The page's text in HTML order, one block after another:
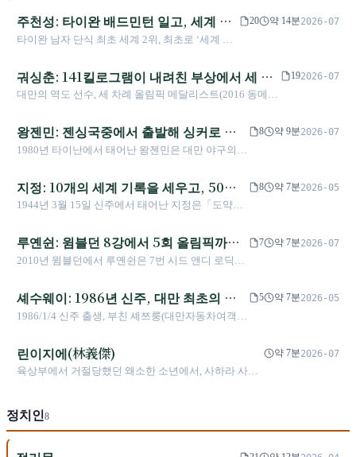
턴 사상 첫 올림픽 금메달을 기록했다
주천성: 타이완 배드민턴 일고, 세계 2
위의 높이를 펼치다
타이완 남자 단식 최초 세계 2위, 최초로 ‘세계 왕’
10패의 저조기, 맹장염 천공 후 기독교인으로 세
례받은 일화, 2023년 34세에 초기 대장암을 진단
받고 수술 후 며칠 만에 해외 경기 복귀해 거의 1
서 8강에 진출했다. 주천성은 타고난 재능에 의존
하지 않고 ‘연마’라는 라인-드리블 전술로 타이완
20 약 14분2026-07
궈싱춘: 141킬로그램이 내려친 부상에서 세 차
례 올림픽 시상대에 오른 역도 여정
대만의 역도 선수, 세 차례 올림픽 메달리스트(2016 동메달,
자, 아메이족 마란부락 후예
192026-07
왕젠민: 젠싱국중에서 출발해 싱커로 양
키스의 두 시즌을 이기게 하다
1980년 타이난에서 태어난 왕젠민은 대만 야구의
난 젠싱국중에 재학했고, 2005년 처음 메이저리그
무대에 올랐다. 2006년 19승 6패로 산타나와 함께
아메리칸리그 다승 공동 1위(아시아 최초)에 올랐
주루 중 부상을 입은 뒤 그의 커리어는 전환점을 맞
았다. 2018년 다큐멘터리 《후경: 왕젠민》이 개봉
8 약 9분2026-07
지정: 10개의 세계 기록을 세우고, 50년
이 지나도 타이완 정명을 위해 달리는 여
1944년 3월 15일 신주에서 태어난 지정은「도약하
뛰어난 여자 선수로 자리매김했다. 1968년 멕시코
올림픽에서 그녀는 80m 허들 10초51로 동메달을 획
득하며 타이완 최초의 여자 올림픽 육상 메달을 안
다. 은퇴 후 로드 러닝 보전에 헌신했으며, 80대를 넘
긴 지금도 타이완 정명 운동 현장에서 활발히 활동
8 약 7분2026-05
루옌쉰: 윔블던 8강에서 5회 올림픽까지,
대만 테니스의 최장거리 행진
2010년 윔블던에서 루옌쉰은 7번 시드 앤디 로딕을
에 진출했다. 2004년 아테네부터 2021년 도쿄까지 5
회 올림픽에 연속 출전하여 대만 현대 테니스 역사
상 가장 멀리 간 선수가 되었다. 은퇴 후 테니스 아카
대만 소년이 나타나기를 기다리고 있다.
7 약 7분2026-07
셰수웨이: 1986년 신주, 대만 최초의 그
랜드슬램 챔피언과 여자 복식 금배 일곱
1986/1/4 신주 출생, 부친 셰쯔룽(대만자동차여객
위(2013). 그랜드슬램 여자 복식 우승 7회(2013 윔블
던/2014 프랑스오픈/2019 윔블던/2021 윔블
던/2023 프랑스오픈/2023 윔블던/2024 호주오픈).
5 약 7분2026-05
린이지에(林義傑)
육상부에서 거절당했던 왜소한 소년에서, 사하라 사막
약 7분2026-07
정치인8